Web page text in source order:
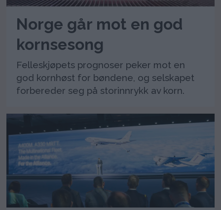
Norge går mot en god
kornsesong
Felleskjøpets prognoser peker mot en
god kornhøst for bøndene, og selskapet
forbereder seg på storinnrykk av korn.